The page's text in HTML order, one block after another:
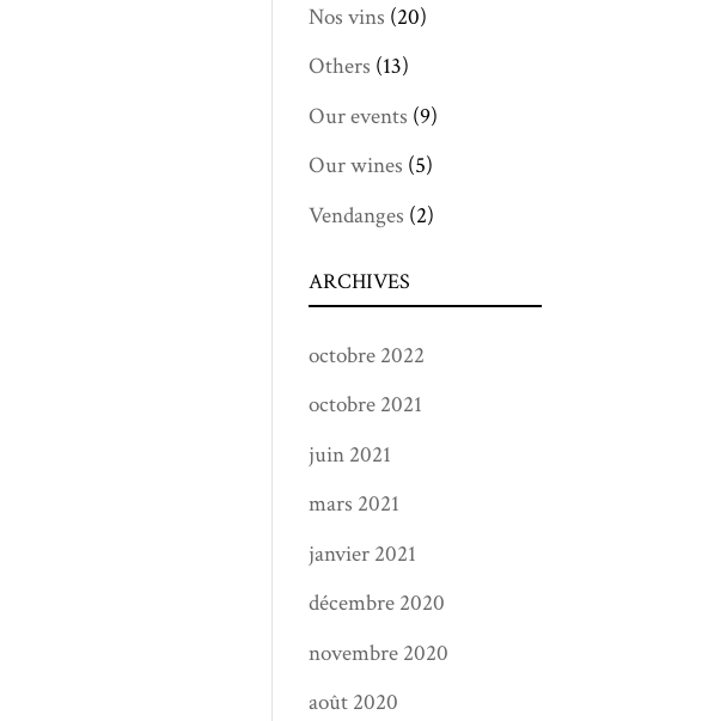
Nos vins (20)
Others (13)
Our events (9)
Our wines (5)
Vendanges (2)
ARCHIVES
octobre 2022
octobre 2021
juin 2021
mars 2021
janvier 2021
décembre 2020
novembre 2020
août 2020